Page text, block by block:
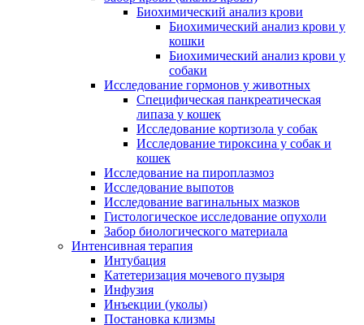
Биохимический анализ крови
Биохимический анализ крови у
кошки
Биохимический анализ крови у
собаки
Исследование гормонов у животных
Специфическая панкреатическая
липаза у кошек
Исследование кортизола у собак
Исследование тироксина у собак и
кошек
Исследование на пироплазмоз
Исследование выпотов
Исследование вагинальных мазков
Гистологическое исследование опухоли
Забор биологического материала
Интенсивная терапия
Интубация
Катетеризация мочевого пузыря
Инфузия
Инъекции (уколы)
Постановка клизмы